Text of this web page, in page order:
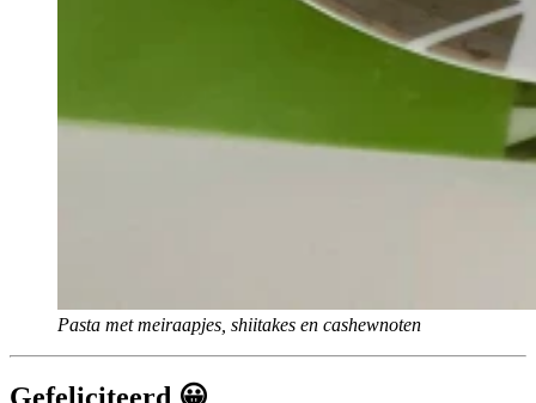
Pasta met meiraapjes, shiitakes en cashewnoten